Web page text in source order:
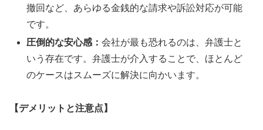
撤回など、あらゆる金銭的な請求や訴訟対応が可能
です。
圧倒的な安心感：会社が最も恐れるのは、弁護士と
いう存在です。弁護士が介入することで、ほとんど
のケースはスムーズに解決に向かいます。
【デメリットと注意点】